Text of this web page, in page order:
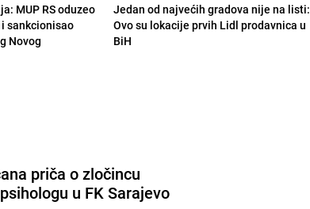
MUP RS oduzeo
sankcionisao
Novog
Jedan od najvećih gradova nije na listi:
Ovo su lokacije prvih Lidl prodavnica u
BiH
priča o zločincu
u FK Sarajevo